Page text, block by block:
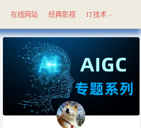
在线网站 经典影视 IT技术